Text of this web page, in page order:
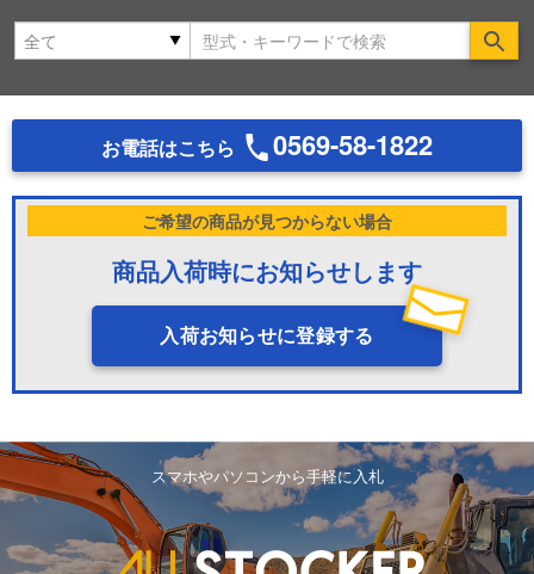
お電話はこちら 0569-58-1822
ご希望の商品が見つからない場合
商品入荷時にお知らせします
入荷お知らせに登録する
スマホやパソコンから手軽に入札